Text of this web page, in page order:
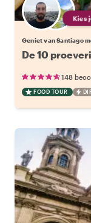
Kies
Geniet van Santiago
De 10
148
FOOD TOUR